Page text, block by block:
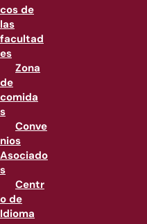
cos de
las
facultad
es
Zona
de
comida
s
Conve
nios
Asociado
s
Centr
o de
Idioma